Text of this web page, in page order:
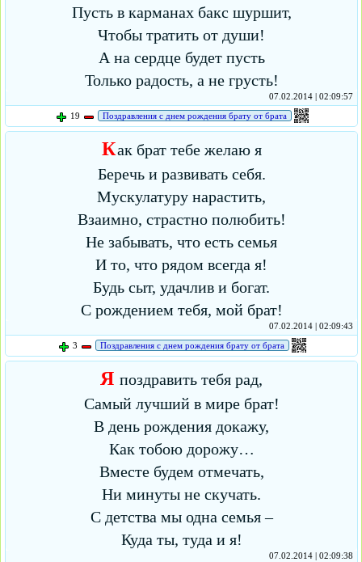
Пусть в карманах бакс шуршит,
Чтобы тратить от души!
А на сердце будет пусть
Только радость, а не грусть!
07.02.2014 | 02:09:57
19
Поздравления с днем рождения брату от брата
Как брат тебе желаю я
Беречь и развивать себя.
Мускулатуру нарастить,
Взаимно, страстно полюбить!
Не забывать, что есть семья
И то, что рядом всегда я!
Будь сыт, удачлив и богат.
С рождением тебя, мой брат!
07.02.2014 | 02:09:43
3
Поздравления с днем рождения брату от брата
Я поздравить тебя рад,
Самый лучший в мире брат!
В день рождения докажу,
Как тобою дорожу…
Вместе будем отмечать,
Ни минуты не скучать.
С детства мы одна семья –
Куда ты, туда и я!
07.02.2014 | 02:09:38